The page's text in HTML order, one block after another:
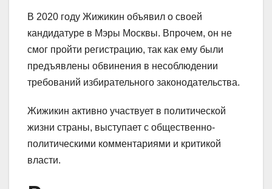
В 2020 году Жижикин объявил о своей
кандидатуре в Мэры Москвы. Впрочем, он не
смог пройти регистрацию, так как ему были
предъявлены обвинения в несоблюдении
требований избирательного законодательства.
Жижикин активно участвует в политической
жизни страны, выступает с общественно-
политическими комментариями и критикой
власти.